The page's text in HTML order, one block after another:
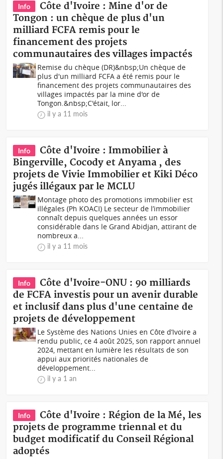
Info
Côte d'Ivoire : Mine d'or de
Tongon : un chèque de plus d'un
milliard FCFA remis pour le
financement des projets
communautaires des villages impactés
Remise du chèque (DR)&nbsp;Un chèque de
plus d'un milliard FCFA a été remis pour le
financement des projets communautaires des
villages impactés par la mine d'or de
Tongon.&nbsp;C'était, lor...
il y a 11 mois
Info
Côte d'Ivoire : Immobilier à
Bingerville, Cocody et Anyama , des
projets de Vivie Immobilier et Kiki Déco
jugés illégaux par le MCLU
Montage photo des promotions immobilier est
illégales (Ph KOACI) Le secteur de l’immobilier
connaît depuis quelques années un essor
considérable dans le Grand Abidjan, attirant de
nombreux a...
il y a 11 mois
Info
Côte d'Ivoire-ONU : 90 milliards
de FCFA investis pour un avenir durable
et inclusif dans plus d'une centaine de
projets de développement
Le Système des Nations Unies en Côte d’Ivoire a
rendu public, ce 4 août 2025, son rapport annuel
2024, mettant en lumière les résultats de son
appui aux priorités nationales de
développement...
il y a 1 an
Info
Côte d'Ivoire : Région de la Mé, les
projets de programme triennal et du
budget modificatif du Conseil Régional
adoptés